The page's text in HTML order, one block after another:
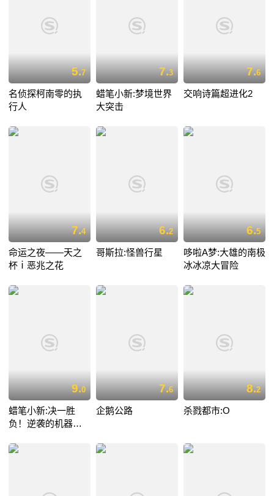
5.7
名侦探柯南零的执
行人
7.3
蜡笔小新:梦境世界
大突击
7.6
交响诗篇超进化2
7.4
命运之夜——天之
杯ⅰ恶兆之花
6.2
哥斯拉:怪兽行星
6.5
哆啦A梦:大雄的南极
冰冰凉大冒险
9.0
蜡笔小新:决一胜
负！逆袭的机器人
7.6
企鹅公路
8.2
杀戮都市:O